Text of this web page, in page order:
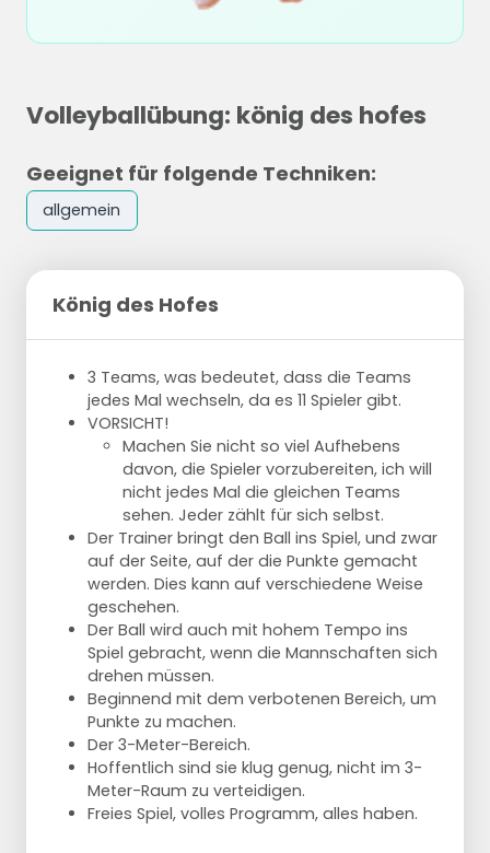
Volleyballübung: könig des hofes
Geeignet für folgende Techniken:
allgemein
König des Hofes
3 Teams, was bedeutet, dass die Teams
jedes Mal wechseln, da es 11 Spieler gibt.
VORSICHT!
Machen Sie nicht so viel Aufhebens
davon, die Spieler vorzubereiten, ich will
nicht jedes Mal die gleichen Teams
sehen. Jeder zählt für sich selbst.
Der Trainer bringt den Ball ins Spiel, und zwar
auf der Seite, auf der die Punkte gemacht
werden. Dies kann auf verschiedene Weise
geschehen.
Der Ball wird auch mit hohem Tempo ins
Spiel gebracht, wenn die Mannschaften sich
drehen müssen.
Beginnend mit dem verbotenen Bereich, um
Punkte zu machen.
Der 3-Meter-Bereich.
Hoffentlich sind sie klug genug, nicht im 3-
Meter-Raum zu verteidigen.
Freies Spiel, volles Programm, alles haben.